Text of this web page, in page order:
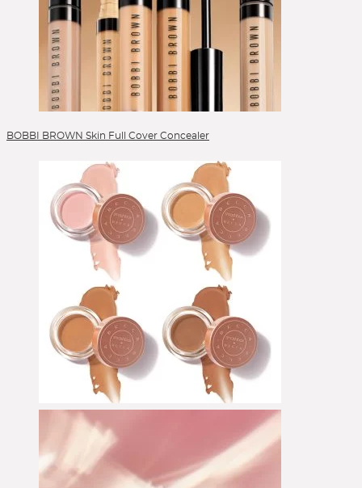
BOBBI BROWN Skin Full Cover Concealer